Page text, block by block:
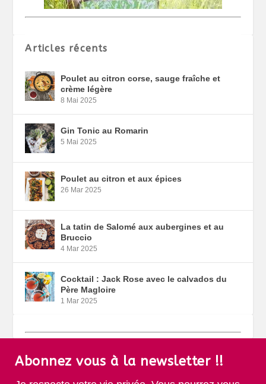
Articles récents
Poulet au citron corse, sauge fraîche et
crème légère
8 Mai 2025
Gin Tonic au Romarin
5 Mai 2025
Poulet au citron et aux épices
26 Mar 2025
La tatin de Salomé aux aubergines et au
Bruccio
4 Mar 2025
Cocktail : Jack Rose avec le calvados du
Père Magloire
1 Mar 2025
Abonnez vous à la newsletter !!